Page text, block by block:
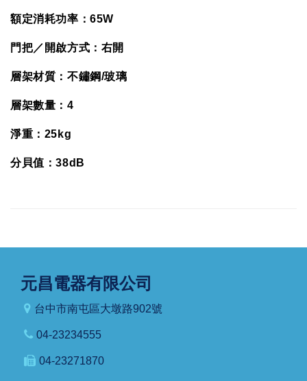
額定消耗功率：65W
門把／開啟方式：右開
層架材質：不鏽鋼/玻璃
層架數量：4
淨重：25kg
分貝值：38dB
元昌電器有限公司
台中市南屯區大墩路902號
04-23234555
04-23271870